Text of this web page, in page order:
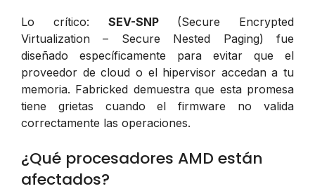
Lo crítico: SEV-SNP(Secure Encrypted
Virtualization – Secure Nested Paging) fue
diseñado específicamente para evitar que el
proveedor de cloud o el hipervisor accedan a tu
memoria. Fabricked demuestra que esta promesa
tiene grietas cuando el firmware no valida
correctamente las operaciones.
¿Qué procesadores AMD están
afectados?